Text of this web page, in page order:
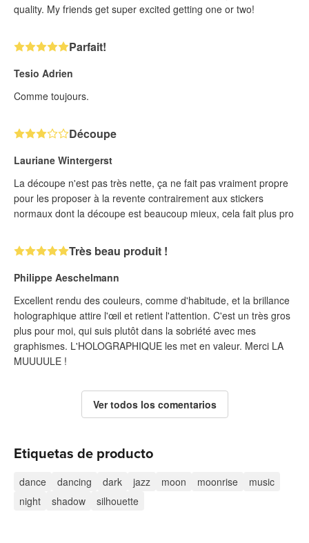
quality. My friends get super excited getting one or two!
Parfait!
Tesio Adrien
Comme toujours.
Découpe
Lauriane Wintergerst
La découpe n'est pas très nette, ça ne fait pas vraiment propre
pour les proposer à la revente contrairement aux stickers
normaux dont la découpe est beaucoup mieux, cela fait plus pro
Très beau produit !
Philippe Aeschelmann
Excellent rendu des couleurs, comme d'habitude, et la brillance
holographique attire l'œil et retient l'attention. C'est un très gros
plus pour moi, qui suis plutôt dans la sobriété avec mes
graphismes. L'HOLOGRAPHIQUE les met en valeur. Merci LA
MUUUULE !
Ver todos los comentarios
Etiquetas de producto
dance dancing dark jazz moon moonrise
music
night
shadow silhouette